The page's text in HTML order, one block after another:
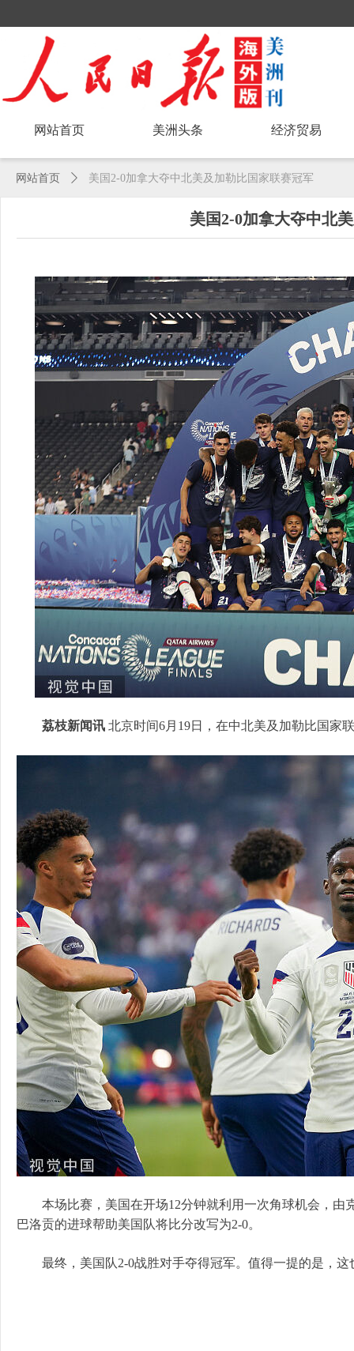
网站首页 美洲头条 经济贸易
网站首页 ꄲ 美国2-0加拿大夺中北美及加勒比国家联赛冠军
美国2-0加拿大夺中北
荔枝新闻讯 北京时间6月19日，在中北美及加勒比国家
本场比赛，美国在开场12分钟就利用一次角球机会，由
巴洛贡的进球帮助美国队将比分改写为2-0。
最终，美国队2-0战胜对手夺得冠军。值得一提的是，这